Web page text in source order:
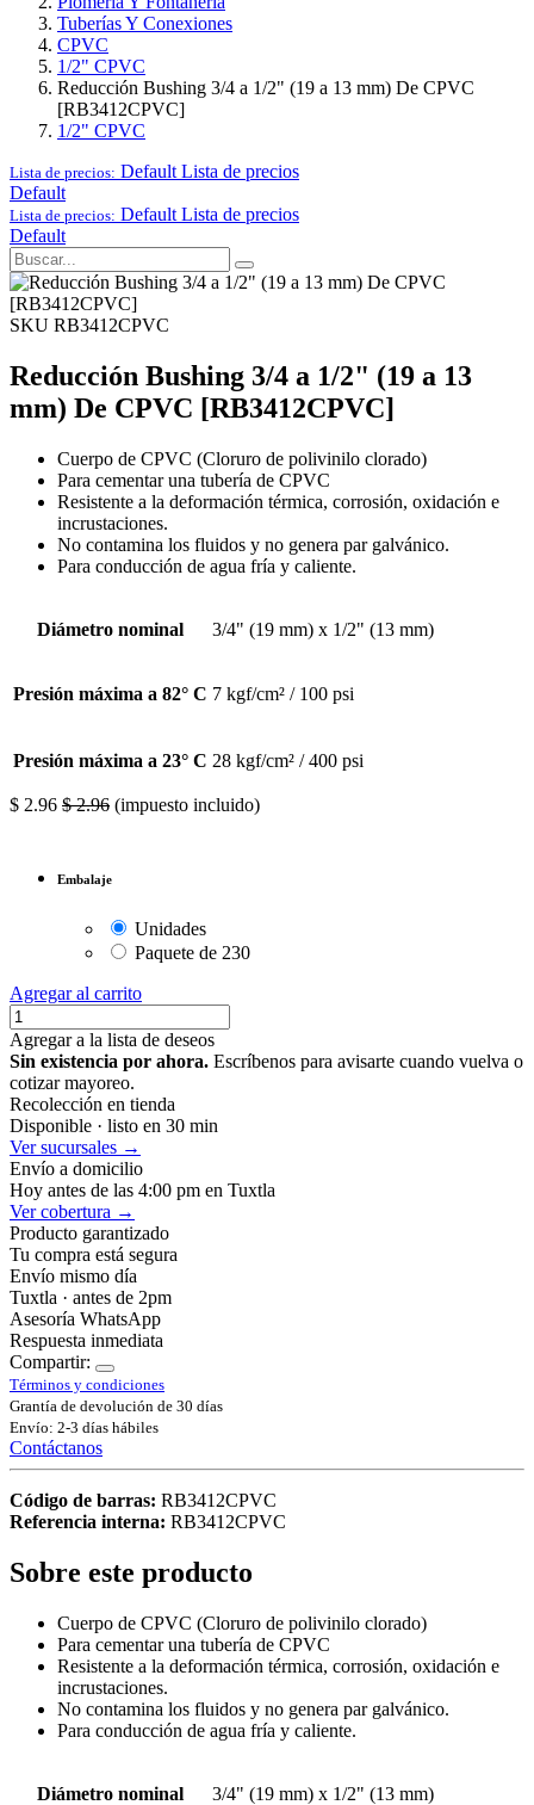
Tuberías Y Conexiones
CPVC
1/2" CPVC
Reducción Bushing 3/4 a 1/2" (19 a 13 mm) De CPVC
[RB3412CPVC]
1/2" CPVC
Lista de precios: Default Lista de precios
Default
Lista de precios: Default Lista de precios
Default
SKU RB3412CPVC
Reducción Bushing 3/4 a 1/2" (19 a 13
mm) De CPVC [RB3412CPVC]
Cuerpo de CPVC (Cloruro de polivinilo clorado)
Para cementar una tubería de CPVC
Resistente a la deformación térmica, corrosión, oxidación e
incrustaciones.
No contamina los fluidos y no genera par galvánico.
Para conducción de agua fría y caliente.
Diámetro nominal 3/4" (19 mm) x 1/2" (13 mm)
Presión máxima a 82° C 7 kgf/cm² / 100 psi
Presión máxima a 23° C 28 kgf/cm² / 400 psi
$ 2.96 $2.96 (impuesto incluido)
Embalaje
Unidades
Paquete de 230
Agregar al carrito
Agregar a la lista de deseos
Sin existencia por ahora. Escríbenos para avisarte cuando vuelva o
cotizar mayoreo.
Recolección en tienda
Disponible · listo en 30 min
Ver sucursales →
Envío a domicilio
Hoy antes de las 4:00 pm en Tuxtla
Ver cobertura →
Producto garantizado
Tu compra está segura
Envío mismo día
Tuxtla · antes de 2pm
Asesoría WhatsApp
Respuesta inmediata
Compartir:
Términos y condiciones
Grantía de devolución de 30 días
Envío: 2-3 días hábiles
Contáctanos
Código de barras: RB3412CPVC
Referencia interna: RB3412CPVC
Sobre este producto
Cuerpo de CPVC (Cloruro de polivinilo clorado)
Para cementar una tubería de CPVC
Resistente a la deformación térmica, corrosión, oxidación e
incrustaciones.
No contamina los fluidos y no genera par galvánico.
Para conducción de agua fría y caliente.
Diámetro nominal 3/4" (19 mm) x 1/2" (13 mm)